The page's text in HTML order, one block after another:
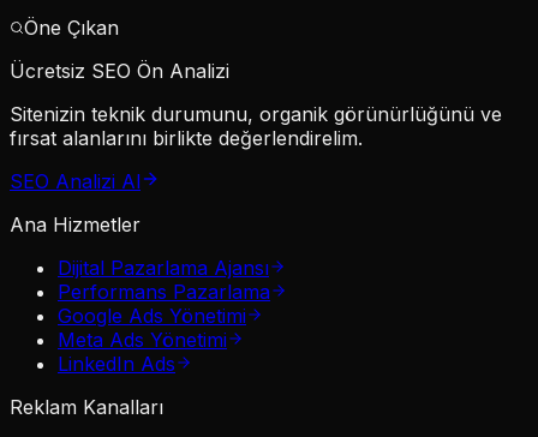
Öne Çıkan
Ücretsiz SEO Ön Analizi
Sitenizin teknik durumunu, organik görünürlüğünü ve
fırsat alanlarını birlikte değerlendirelim.
SEO Analizi Al
Ana Hizmetler
Dijital Pazarlama Ajansı
Performans Pazarlama
Google Ads Yönetimi
Meta Ads Yönetimi
LinkedIn Ads
Reklam Kanalları